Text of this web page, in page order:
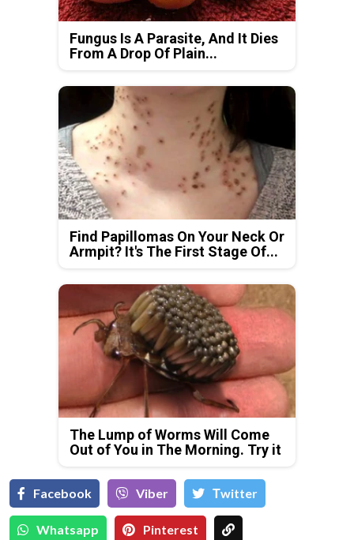
Fungus Is A Parasite, And It Dies
From A Drop Of Plain...
Find Papillomas On Your Neck Or
Armpit? It's The First Stage Of...
The Lump of Worms Will Come
Out of You in The Morning. Try it
Facebook Viber Тwitter
Whatsapp Pinterest